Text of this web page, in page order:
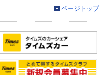
ページトップ